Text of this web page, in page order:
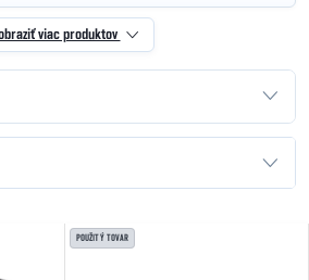
viac produktov
POUŽITÝ TOVAR